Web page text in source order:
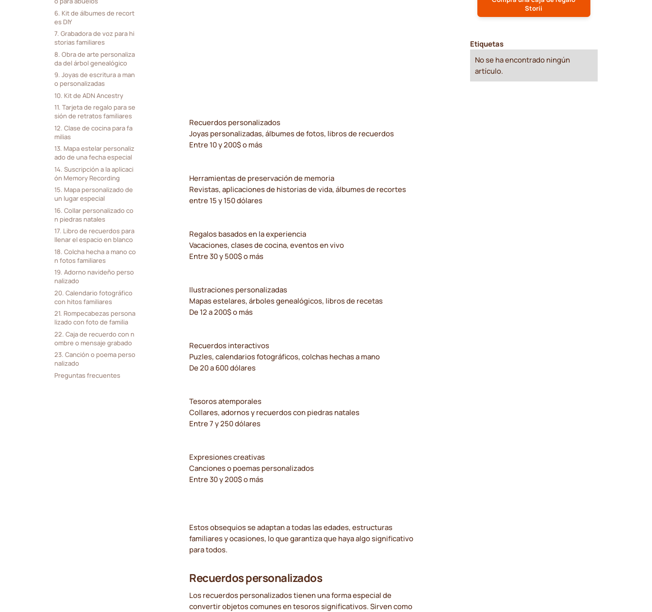
6. Kit de álbumes de recort
es DIY
7. Grabadora de voz para hi
storias familiares
8. Obra de arte personaliza
da del árbol genealógico
9. Joyas de escritura a man
o personalizadas
10. Kit de ADN Ancestry
11. Tarjeta de regalo para se
sión de retratos familiares
12. Clase de cocina para fa
milias
13. Mapa estelar personaliz
ado de una fecha especial
14. Suscripción a la aplicaci
ón Memory Recording
15. Mapa personalizado de
un lugar especial
16. Collar personalizado co
n piedras natales
17. Libro de recuerdos para
llenar el espacio en blanco
18. Colcha hecha a mano co
n fotos familiares
19. Adorno navideño perso
nalizado
20. Calendario fotográfico
con hitos familiares
21. Rompecabezas persona
lizado con foto de familia
22. Caja de recuerdo con n
ombre o mensaje grabado
23. Canción o poema perso
nalizado
Preguntas frecuentes
Recuerdos personalizados
Joyas personalizadas, álbumes de fotos, libros de recuerdos
Entre 10 y 200$ o más
Herramientas de preservación de memoria
Revistas, aplicaciones de historias de vida, álbumes de recortes
entre 15 y 150 dólares
Regalos basados en la experiencia
Vacaciones, clases de cocina, eventos en vivo
Entre 30 y 500$ o más
Ilustraciones personalizadas
Mapas estelares, árboles genealógicos, libros de recetas
De 12 a 200$ o más
Recuerdos interactivos
Puzles, calendarios fotográficos, colchas hechas a mano
De 20 a 600 dólares
Tesoros atemporales
Collares, adornos y recuerdos con piedras natales
Entre 7 y 250 dólares
Expresiones creativas
Canciones o poemas personalizados
Entre 30 y 200$ o más
Estos obsequios se adaptan a todas las edades, estructuras
familiares y ocasiones, lo que garantiza que haya algo significativo
para todos.
Recuerdos personalizados
Los recuerdos personalizados tienen una forma especial de
convertir objetos comunes en tesoros significativos. Sirven como
Storii
Etiquetas
No se ha encontrado ningún
artículo.